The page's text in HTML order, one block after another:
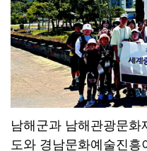
남해군과 남해관광문화
도와 경남문화예술진흥